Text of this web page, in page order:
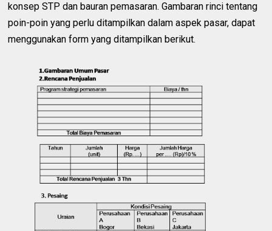
konsep STP dan bauran pemasaran. Gambaran rinci tentang
poin-poin yang perlu ditampilkan dalam aspek pasar, dapat
menggunakan form yang ditampilkan berikut.